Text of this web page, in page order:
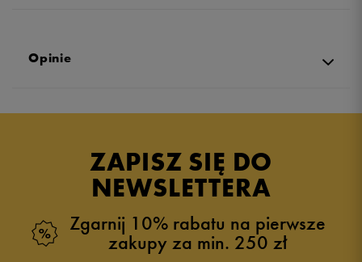
Opinie
ZAPISZ SIĘ DO
NEWSLETTERA
Zgarnij 10% rabatu na pierwsze
zakupy za min. 250 zł